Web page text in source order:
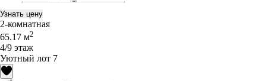
Узнать цену
2-комнатная
65.17 м2
4/9 этаж
Уютный лот 7